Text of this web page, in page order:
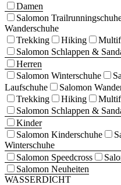
Damen
Salomon
Wanderschuhe
Trekking
Hiking
Salomon Schlappen &
Herren
Salomon Winterschuhe
Laufschuhe
Salomon
Trekking
Hiking
Salomon Schlappen &
Kinder
Salomon Kinderschuhe
Winterschuhe
Salomon Speedcross
Salomon Neuheiten
WASSERDICHT